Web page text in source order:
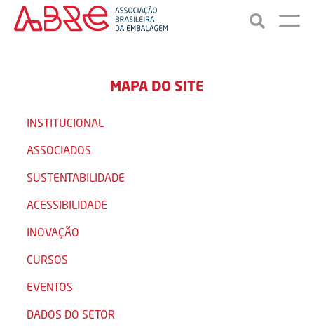
MAPA DO SITE
INSTITUCIONAL
ASSOCIADOS
SUSTENTABILIDADE
ACESSIBILIDADE
INOVAÇÃO
CURSOS
EVENTOS
DADOS DO SETOR